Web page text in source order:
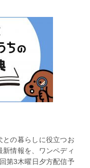
の暮らしに役立つお
情報を、ワンペディ
第3木曜日夕方配信予